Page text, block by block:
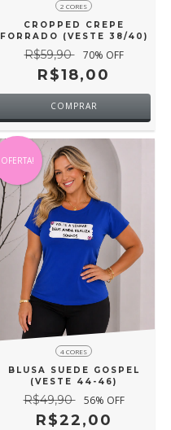
2 CORES
CROPPED CREPE
FORRADO (VESTE 38/40)
R$59,90 70% OFF
R$18,00
COMPRAR
OFERTA!
4 CORES
BLUSA SUEDE GOSPEL
(VESTE 44-46)
R$49,90 56% OFF
R$22,00